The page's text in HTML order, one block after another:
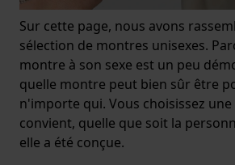
Sur cette page, nous avons
sélection de montres unisexes.
montre à son sexe est un peu
quelle montre peut bien sûr être
n'importe qui. Vous choisissez
convient, quelle que soit la
elle a été conçue.